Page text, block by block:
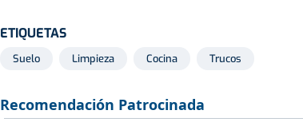
ETIQUETAS
Suelo Limpieza Cocina Trucos